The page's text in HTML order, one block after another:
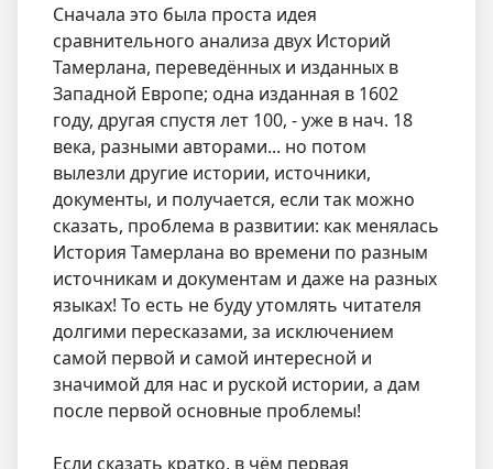
Сначала это была проста идея
сравнительного анализа двух Историй
Тамерлана, переведённых и изданных в
Западной Европе; одна изданная в 1602
году, другая спустя лет 100, - уже в нач. 18
века, разными авторами... но потом
вылезли другие истории, источники,
документы, и получается, если так можно
сказать, проблема в развитии: как менялась
История Тамерлана во времени по разным
источникам и документам и даже на разных
языках! То есть не буду утомлять читателя
долгими пересказами, за исключением
самой первой и самой интересной и
значимой для нас и руской истории, а дам
после первой основные проблемы!
Если сказать кратко, в чём первая